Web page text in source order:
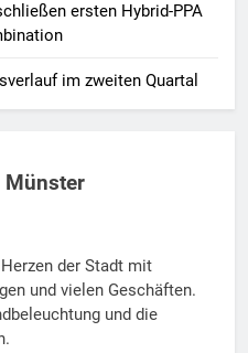
ersten Hybrid-PPA
im zweiten Quartal
Münster
der Stadt mit
und vielen Geschäften.
und die